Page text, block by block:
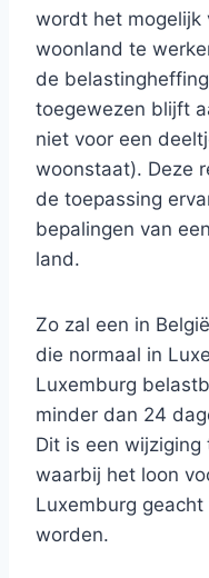
wordt het mogelijk
woonland te
de
toegewezen blijft
niet voor een
woonstaat). Deze
de toepassing
bepalingen van
land.
Zo zal een in
die normaal in
Luxemburg
minder dan 24
Dit is een
waarbij het loon
Luxemburg
worden.